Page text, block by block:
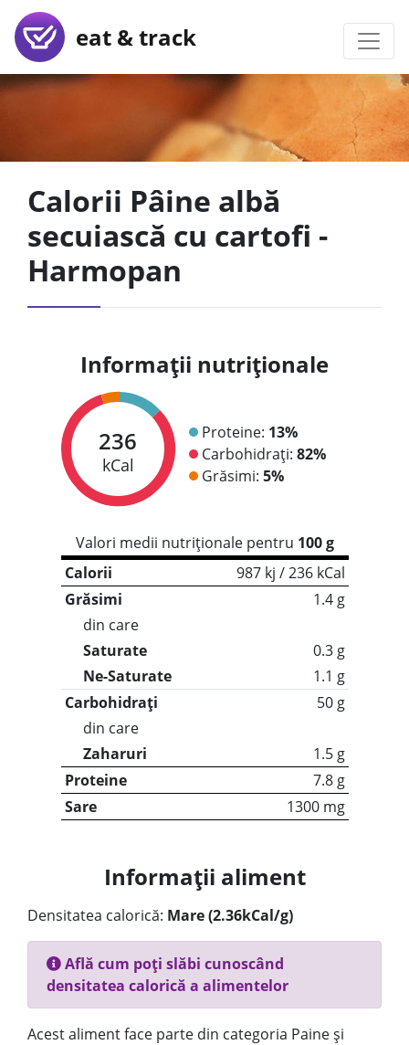
eat & track
Calorii Pâine albă
secuiască cu cartofi -
Harmopan
Informații nutriționale
236
kCal
Proteine: 13%
Carbohidrați: 82%
Grăsimi: 5%
Valori medii nutriționale pentru 100 g
Calorii
987 kj / 236 kCal
Grăsimi
1.4 g
din care
Saturate
0.3 g
Ne-Saturate
1.1 g
Carbohidrați
50 g
din care
Zaharuri
1.5 g
Proteine
7.8 g
Sare
1300 mg
Informații aliment
Densitatea calorică: Mare (2.36kCal/g)
Află cum poți slăbi cunoscând
densitatea calorică a alimentelor
Acest aliment face parte din categoria Paine și